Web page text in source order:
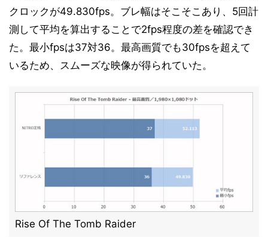
クロックが49.830fps。ブレ幅はそこそこあり、5回計
測して平均を算出することで2fps程度の差を確認でき
た。最小fpsは37対36。最高画質でも30fpsを超えて
いるため、スムーズな映像が得られていた。
Rise Of The Tomb Raider